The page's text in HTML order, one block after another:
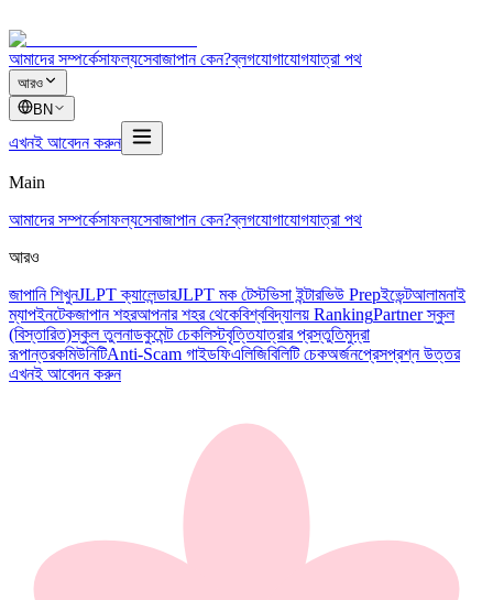
আমাদের সম্পর্কেসাফল্যসেবাজাপান কেন?ব্লগযোগাযোগযাত্রা পথ
আরও
BN
এখনই আবেদন করুন
Main
আমাদের সম্পর্কেসাফল্যসেবাজাপান কেন?ব্লগযোগাযোগযাত্রা পথ
আরও
জাপানি শিখুনJLPT ক্যালেন্ডারJLPT মক টেস্টভিসা ইন্টারভিউ Prepইভেন্টআলামনাই
ম্যাপইনটেকজাপান শহরআপনার শহর থেকেবিশ্ববিদ্যালয় RankingPartner স্কুল
(বিস্তারিত)স্কুল তুলনাডকুমেন্ট চেকলিস্টবৃত্তিযাত্রার প্রস্তুতিমুদ্রা
রূপান্তরকমিউনিটিAnti-Scam গাইডফিএলিজিবিলিটি চেকঅর্জনপ্রেসপ্রশ্ন উত্তর
এখনই আবেদন করুন